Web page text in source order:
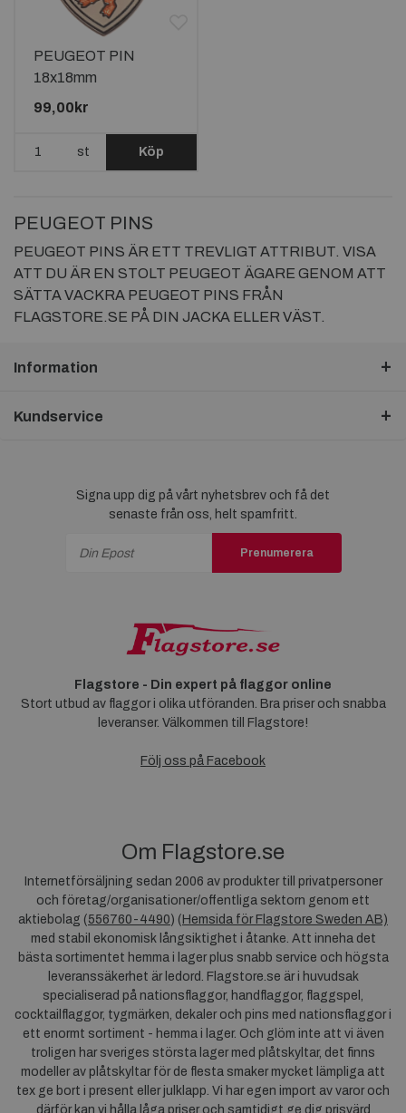
PEUGEOT PIN
18x18mm
99,00kr
st Köp
PEUGEOT PINS
PEUGEOT PINS ÄR ETT TREVLIGT ATTRIBUT. VISA
ATT DU ÄR EN STOLT PEUGEOT ÄGARE GENOM ATT
SÄTTA VACKRA PEUGEOT PINS FRÅN
FLAGSTORE.SE PÅ DIN JACKA ELLER VÄST.
Information
Kundservice
Signa upp dig på vårt nyhetsbrev och få det
senaste från oss, helt spamfritt.
Prenumerera
Flagstore - Din expert på flaggor online
Stort utbud av flaggor i olika utföranden. Bra priser och snabba
leveranser. Välkommen till Flagstore!
Följ oss på Facebook
Om Flagstore.se
Internetförsäljning sedan 2006 av produkter till privatpersoner
och företag/organisationer/offentliga sektorn genom ett
aktiebolag (556760-4490) ( Hemsida för Flagstore Sweden AB)
med stabil ekonomisk långsiktighet i åtanke. Att inneha det
bästa sortimentet hemma i lager plus snabb service och högsta
leveranssäkerhet är ledord. Flagstore.se är i huvudsak
specialiserad på nationsflaggor, handflaggor, flaggspel,
cocktailflaggor, tygmärken, dekaler och pins med nationsflaggor i
ett enormt sortiment - hemma i lager. Och glöm inte att vi även
troligen har sveriges största lager med plåtskyltar, det finns
modeller av plåtskyltar för de flesta smaker mycket lämpliga att
tex ge bort i present eller julklapp. Vi har egen import av varor och
därför kan vi hålla låga priser och samtidigt ge dig prisvärd